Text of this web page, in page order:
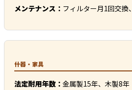
メンテナンス： フィルター月1回交換
什器・家具
法定耐用年数： 金属製15年、木製8年